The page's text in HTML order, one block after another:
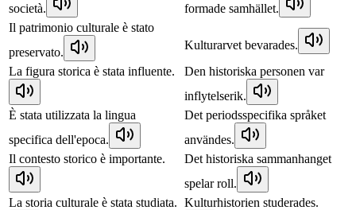
società.
formade samhället.
Il patrimonio culturale è stato
preservato.
Kulturarvet bevarades.
La figura storica è stata influente.
Den historiska personen var
inflytelserik.
È stata utilizzata la lingua
specifica dell'epoca.
Det periodsspecifika språket
användes.
Il contesto storico è importante.
Det historiska sammanhanget
spelar roll.
La storia culturale è stata studiata. Kulturhistorien studerades.